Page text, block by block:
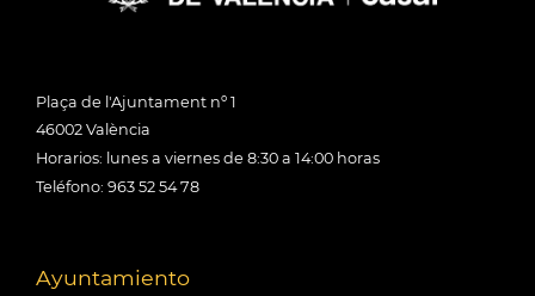
Plaça de l'Ajuntament nº 1
46002 València
Horarios: lunes a viernes de 8:30 a 14:00 horas
Teléfono: 963 52 54 78
Ayuntamiento